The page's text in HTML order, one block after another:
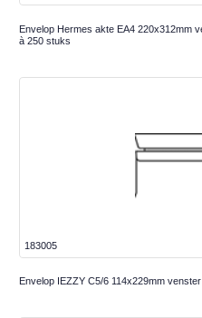
Envelop Hermes akte EA4 220x312mm
à 250 stuks
183005
Envelop IEZZY C5/6 114x229mm